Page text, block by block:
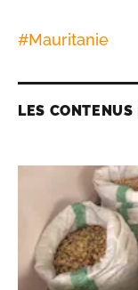
#Mauritanie
LES CONTENUS